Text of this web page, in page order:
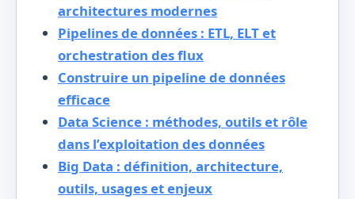
architectures modernes
Pipelines de données : ETL, ELT et
orchestration des flux
Construire un pipeline de données
efficace
Data Science : méthodes, outils et rôle
dans l’exploitation des données
Big Data : définition, architecture,
outils, usages et enjeux